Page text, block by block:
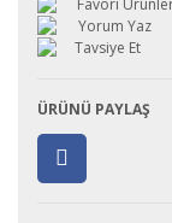
Yorum Yaz
Tavsiye Et
ÜRÜNÜ PAYLAŞ